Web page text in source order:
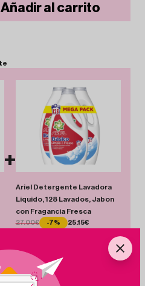
Añadir al carrito
+
Ariel Detergente Lavadora
Liquido, 128 Lavados, Jabon
con Fragancia Fresca
27.00€ -7% 25.15€
€ Añadir Pack